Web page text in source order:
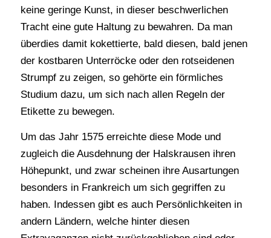
keine geringe Kunst, in dieser beschwerlichen
Tracht eine gute Haltung zu bewahren. Da man
überdies damit kokettierte, bald diesen, bald jenen
der kostbaren Unterröcke oder den rotseidenen
Strumpf zu zeigen, so gehörte ein förmliches
Studium dazu, um sich nach allen Regeln der
Etikette zu bewegen.
Um das Jahr 1575 erreichte diese Mode und
zugleich die Ausdehnung der Halskrausen ihren
Höhepunkt, und zwar scheinen ihre Ausartungen
besonders in Frankreich um sich gegriffen zu
haben. Indessen gibt es auch Persönlichkeiten in
andern Ländern, welche hinter diesen